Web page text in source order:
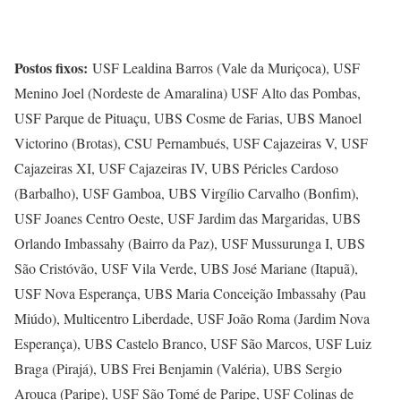
Postos fixos: USF Lealdina Barros (Vale da Muriçoca), USF
Menino Joel (Nordeste de Amaralina) USF Alto das Pombas,
USF Parque de Pituaçu, UBS Cosme de Farias, UBS Manoel
Victorino (Brotas), CSU Pernambués, USF Cajazeiras V, USF
Cajazeiras XI, USF Cajazeiras IV, UBS Péricles Cardoso
(Barbalho), USF Gamboa, UBS Virgílio Carvalho (Bonfim),
USF Joanes Centro Oeste, USF Jardim das Margaridas, UBS
Orlando Imbassahy (Bairro da Paz), USF Mussurunga I, UBS
São Cristóvão, USF Vila Verde, UBS José Mariane (Itapuã),
USF Nova Esperança, UBS Maria Conceição Imbassahy (Pau
Miúdo), Multicentro Liberdade, USF João Roma (Jardim Nova
Esperança), UBS Castelo Branco, USF São Marcos, USF Luiz
Braga (Pirajá), UBS Frei Benjamin (Valéria), UBS Sergio
Arouca (Paripe), USF São Tomé de Paripe, USF Colinas de